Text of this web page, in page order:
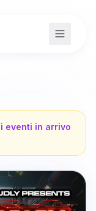
eventi in arrivo